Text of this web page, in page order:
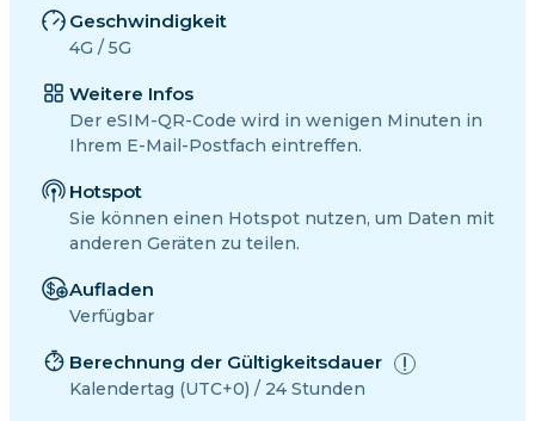
Geschwindigkeit
4G / 5G
Weitere Infos
Der eSIM-QR-Code wird in wenigen Minuten in
Ihrem E-Mail-Postfach eintreffen.
Hotspot
Sie können einen Hotspot nutzen, um Daten mit
anderen Geräten zu teilen.
Aufladen
Verfügbar
Berechnung der Gültigkeitsdauer
Kalendertag (UTC+0) / 24 Stunden